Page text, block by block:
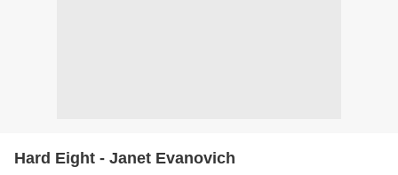
Hard Eight - Janet Evanovich